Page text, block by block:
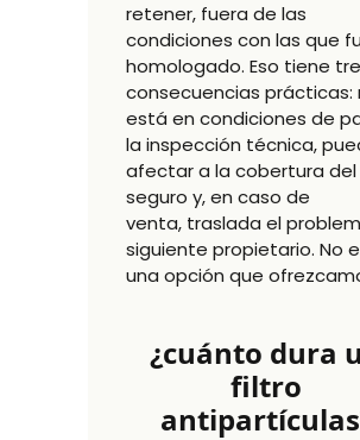
retener, fuera de las
condiciones con las que
homologado. Eso tiene
consecuencias prácticas:
está en condiciones de
la inspección técnica,
afectar a la cobertura del
seguro y, en caso de
venta, traslada el
siguiente propietario. No
una opción que
¿cuánto dura
filtro